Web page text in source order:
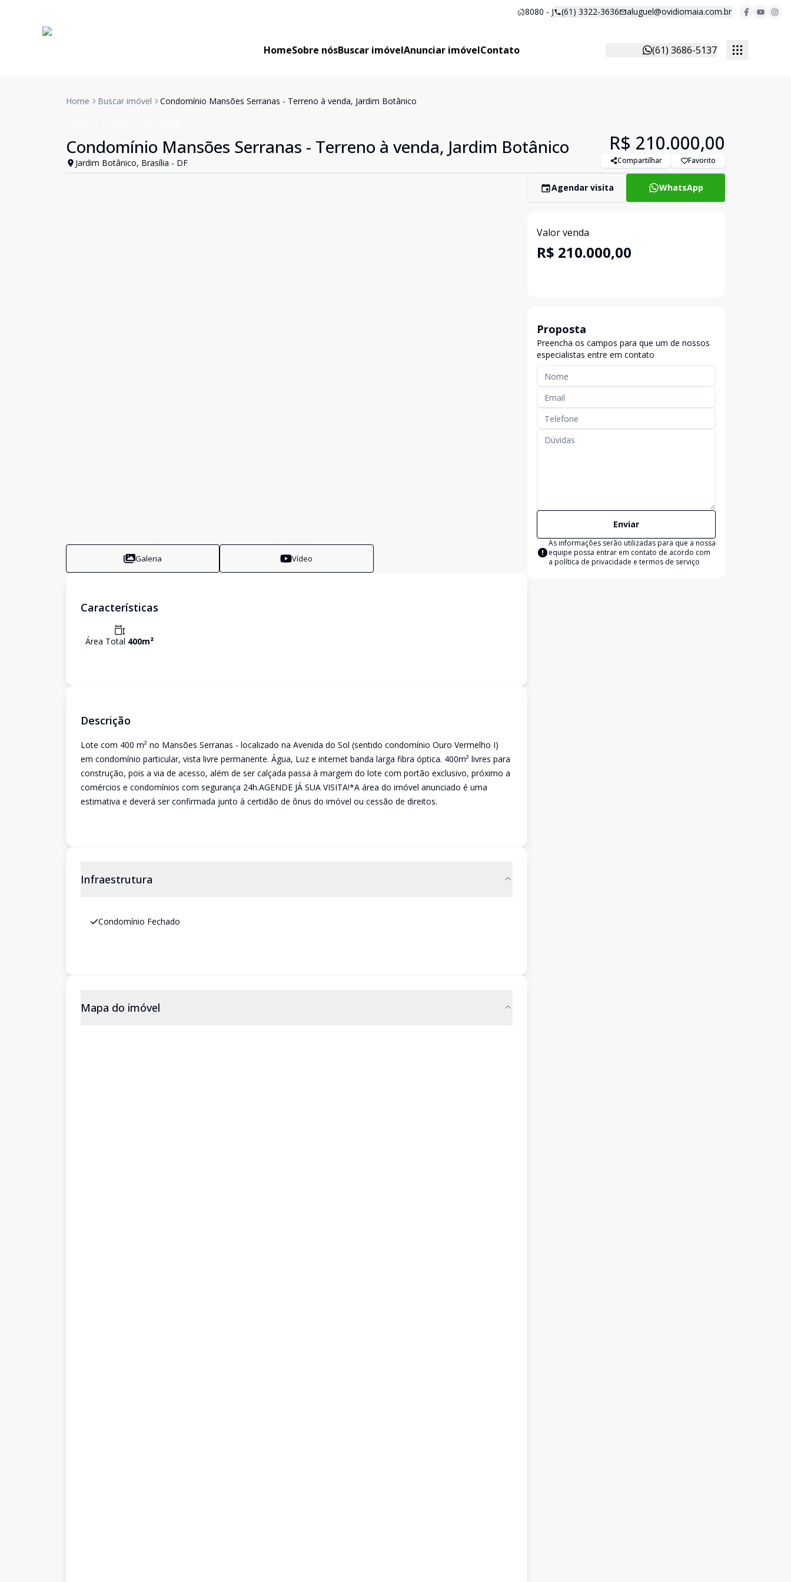
8080 - J (61) 3322-3636 aluguel@ovidiomaia.com.br
HomeSobre nósBuscar imóvelAnunciar imóvelContato (61) 3686-5137
Home Buscar imóvel Condomínio Mansões Serranas - Terreno à venda, Jardim Botânico
Condomínio Mansões Serranas - Terreno à venda, Jardim Botânico
Jardim Botânico, Brasília - DF
R$ 210.000,00
Compartilhar Favorito
Galeria Vídeo
Características
Área Total 400m²
Descrição
Lote com 400 m² no Mansões Serranas - localizado na Avenida do Sol (sentido condomínio Ouro Vermelho I)
em condomínio particular, vista livre permanente. Água, Luz e internet banda larga fibra óptica. 400m² livres para
construção, pois a via de acesso, além de ser calçada passa à margem do lote com portão exclusivo, próximo a
comércios e condomínios com segurança 24h.AGENDE JÁ SUA VISITA!*A área do imóvel anunciado é uma
estimativa e deverá ser confirmada junto à certidão de ônus do imóvel ou cessão de direitos.
Infraestrutura
Condomínio Fechado
Mapa do imóvel
Agendar visita WhatsApp
Valor venda
R$ 210.000,00
Proposta
Preencha os campos para que um de nossos
especialistas entre em contato
Enviar
As informações serão utilizadas para que a nossa
equipe possa entrar em contato de acordo com
a política de privacidade e termos de serviço